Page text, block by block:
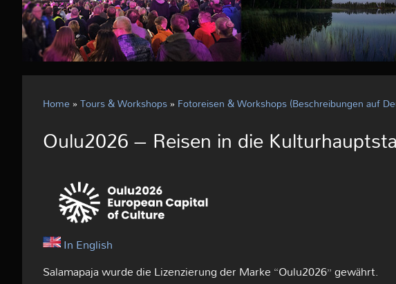
Home»Tours & Workshops»Fotoreisen & Workshops (Beschreibungen auf
Oulu2026 – Reisen in die
In English
Salamapaja wurde die Lizenzierung der Marke “Oulu2026” gewährt.